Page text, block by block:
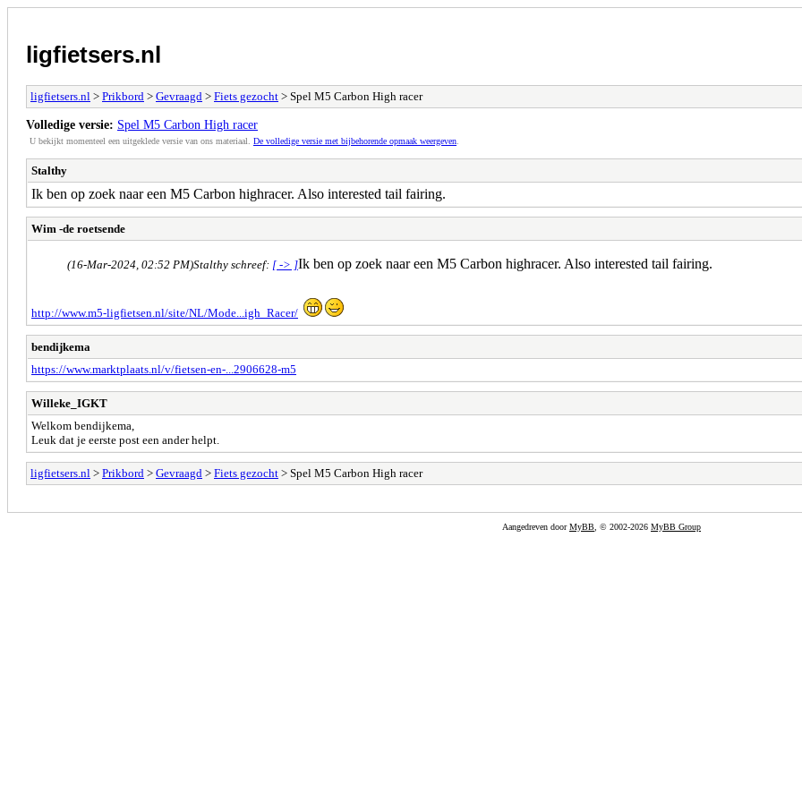
ligfietsers.nl
ligfietsers.nl > Prikbord > Gevraagd > Fiets gezocht > Spel M5 Carbon High racer
Volledige versie: Spel M5 Carbon High racer
U bekijkt momenteel een uitgeklede versie van ons materiaal. De volledige versie met bijbehorende opmaak weergeven
Stalthy
Ik ben op zoek naar een M5 Carbon highracer. Also interested tail fairing.
Wim -de roetsende
(16-Mar-2024, 02:52 PM)Stalthy schreef: [ -> ]Ik ben op zoek naar een M5 Carbon highracer. Also interested tail fairing.
http://www.m5-ligfietsen.nl/site/NL/Mode...igh_Racer/
bendijkema
https://www.marktplaats.nl/v/fietsen-en-...2906628-m5
Willeke_IGKT
Welkom bendijkema,
Leuk dat je eerste post een ander helpt.
ligfietsers.nl > Prikbord > Gevraagd > Fiets gezocht > Spel M5 Carbon High racer
Aangedreven doorMyBB , © 2002-2026 MyBB Group